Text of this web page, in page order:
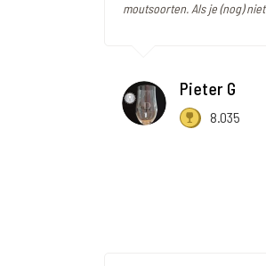
moutsoorten. Als je (nog)
Pieter G
8.035